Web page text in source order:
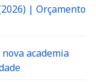
| Orçamento
academia